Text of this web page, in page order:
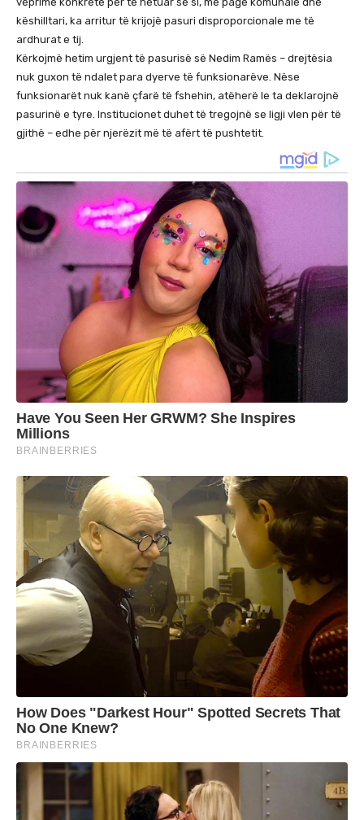
këshilltari, ka arritur të krijojë pasuri disproporcionale me të
ardhurat e tij.
Kërkojmë hetim urgjent të pasurisë së Nedim Ramës – drejtësia
nuk guxon të ndalet para dyerve të funksionarëve. Nëse
funksionarët nuk kanë çfarë të fshehin, atëherë le ta deklarojnë
pasurinë e tyre. Institucionet duhet të tregojnë se ligji vlen për të
gjithë – edhe për njerëzit më të afërt të pushtetit.